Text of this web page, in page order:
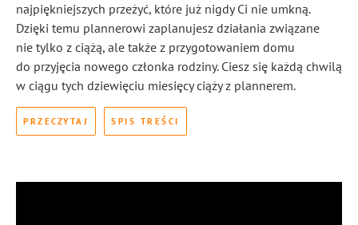
najpiękniejszych przeżyć, które już nigdy Ci nie umkną.
Dzięki temu plannerowi zaplanujesz działania związane
nie tylko z ciążą, ale także z przygotowaniem domu
do przyjęcia nowego członka rodziny. Ciesz się każdą chwilą
w ciągu tych dziewięciu miesięcy ciąży z plannerem.
PRZECZYTAJ SPIS TREŚCI